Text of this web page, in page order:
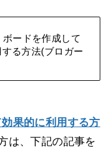
ボードを作成して
る方法(ブロガー
果的に利用する方
は、下記の記事を